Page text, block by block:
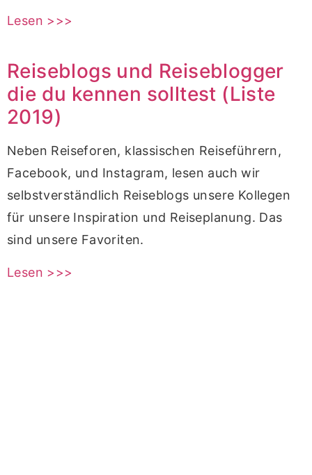
Lesen >>>
Reiseblogs und Reiseblogger
die du kennen solltest (Liste
2019)
Neben Reiseforen, klassischen Reiseführern,
Facebook, und Instagram, lesen auch wir
selbstverständlich Reiseblogs unsere Kollegen
für unsere Inspiration und Reiseplanung. Das
sind unsere Favoriten.
Lesen >>>